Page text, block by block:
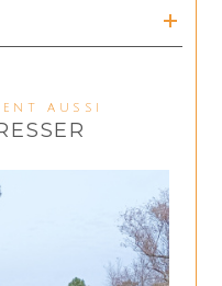
aussi